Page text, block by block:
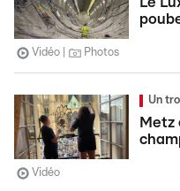
Vidéo Photos
Un
Metz
Vidéo